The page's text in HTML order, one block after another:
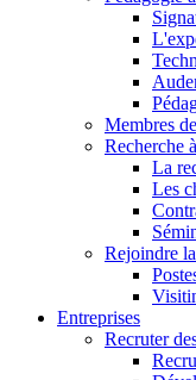
Membres
Recherche
La
Les
Rejoindre
Entreprises
Recruter